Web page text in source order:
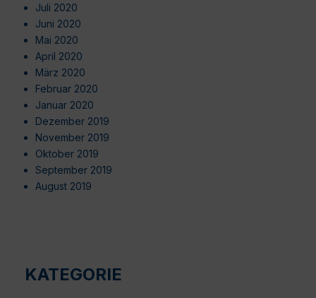
Juli 2020
Juni 2020
Mai 2020
April 2020
März 2020
Februar 2020
Januar 2020
Dezember 2019
November 2019
Oktober 2019
September 2019
August 2019
KATEGORIE